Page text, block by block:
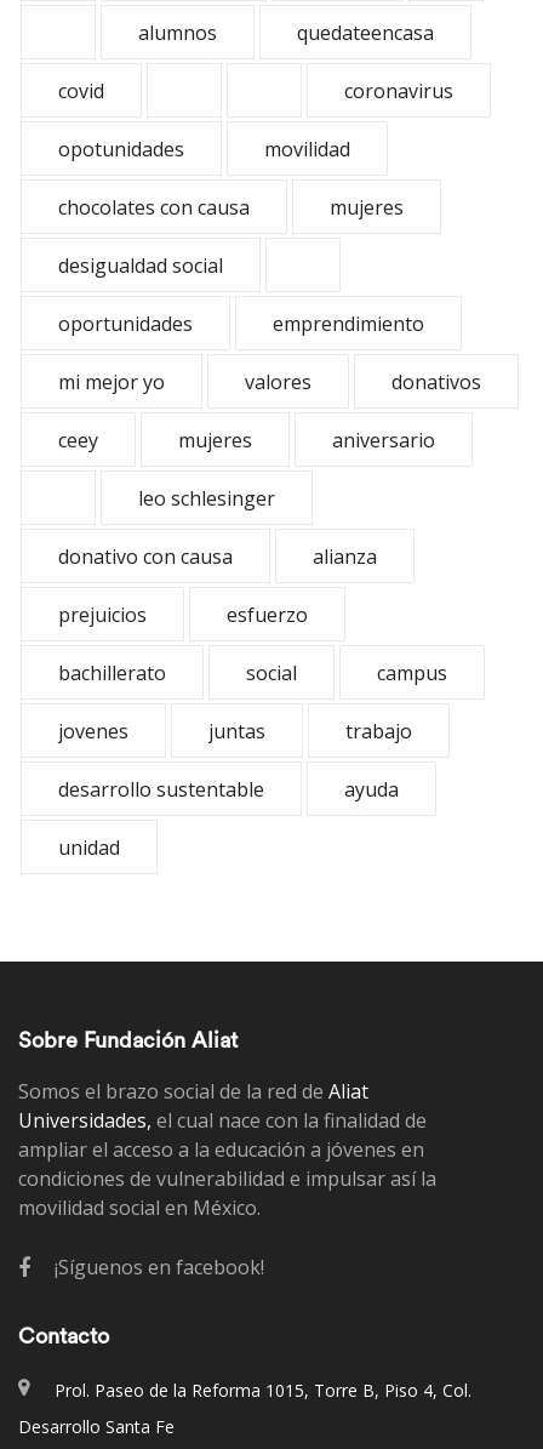
alumnos quedateencasa
covid coronavirus
opotunidades movilidad
chocolates con causa mujeres
desigualdad social
oportunidades emprendimiento
mi mejor yo valores donativos
ceey mujeres aniversario
leo schlesinger
donativo con causa alianza
prejuicios esfuerzo
bachillerato social campus
jovenes juntas trabajo
desarrollo sustentable ayuda
unidad
Sobre Fundación Aliat
Somos el brazo social de la red de Aliat
Universidades, el cual nace con la finalidad de
ampliar el acceso a la educación a jóvenes en
condiciones de vulnerabilidad e impulsar así la
movilidad social en México.
¡Síguenos en facebook!
Contacto
Prol. Paseo de la Reforma 1015, Torre B, Piso 4, Col.
Desarrollo Santa Fe